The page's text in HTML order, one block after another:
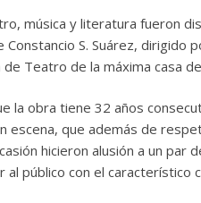
música y literatura fueron
Constancio S. Suárez, dirigido
de Teatro de la máxima casa
la obra tiene 32 años
escena, que además de
hicieron alusión a un par
al público con el característico